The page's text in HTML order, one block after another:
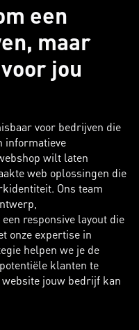
een
maar
jou
voor bedrijven die
informatieve
wilt laten
web oplossingen die
Ons team
responsive layout die
onze expertise in
helpen we je de
klanten te
jouw bedrijf kan